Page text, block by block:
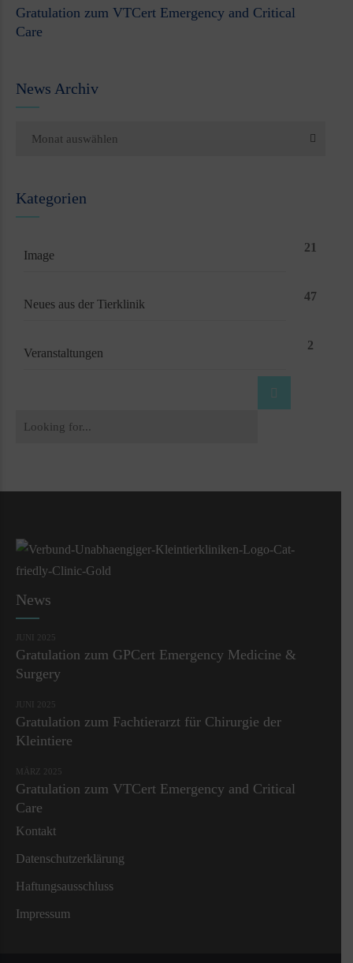
Gratulation zum VTCert Emergency and Critical
Care
News Archiv
Monat auswählen
Kategorien
Image
21
Neues aus der Tierklinik
47
Veranstaltungen
2
News
JUNI 2025
Gratulation zum GPCert Emergency Medicine &
Surgery
JUNI 2025
Gratulation zum Fachtierarzt für Chirurgie der
Kleintiere
MÄRZ 2025
Gratulation zum VTCert Emergency and Critical
Care
Kontakt
Datenschutzerklärung
Haftungsausschluss
Impressum